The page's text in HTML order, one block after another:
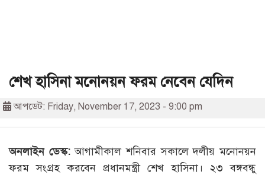
শেখ হাসিনা মনোনয়ন ফরম নেবেন যেদিন
আপডেট: Friday, November 17, 2023 - 9:00 pm
অনলাইন ডেস্ক:আগামীকাল শনিবার সকালে দলীয় মনোনয়ন
ফরম সংগ্রহ করবেন প্রধানমন্ত্রী শেখ হাসিনা। ২৩ বঙ্গবন্ধু